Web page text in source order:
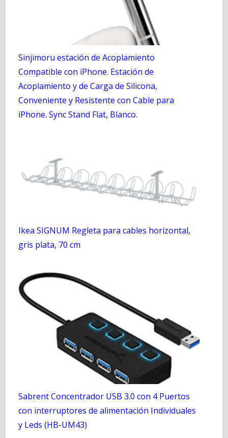
Sinjimoru estación de Acoplamiento
Compatible con iPhone. Estación de
Acoplamiento y de Carga de Silicona,
Conveniente y Resistente con Cable para
iPhone. Sync Stand Flat, Blanco.
Ikea SIGNUM Regleta para cables horizontal,
gris plata, 70 cm
Sabrent Concentrador USB 3.0 con 4 Puertos
con interruptores de alimentación Individuales
y Leds (HB-UM43)